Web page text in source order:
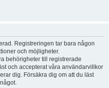
Registreringen tar bara någon
och möjligheter.
behörigheter till registrerade
och accepterat våra användarvillkor
dig. Försäkra dig om att du läst